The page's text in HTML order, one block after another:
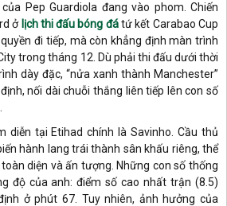
Pep Guardiola đang vào phom. Chiến
ở lịch thi đấu bóng đátứ kết Carabao Cup
đi tiếp, mà còn khẳng định màn trình
trong tháng 12. Dù phải thi đấu dưới thời
dày đặc, “nửa xanh thành Manchester”
nối dài chuỗi thắng liên tiếp lên con số
diễn tại Etihad chính là Savinho. Cầu thủ
hành lang trái thành sân khấu riêng, thể
diện và ấn tượng. Những con số thống
độ của anh: điểm số cao nhất trận (8.5)
ở phút 67. Tuy nhiên, ảnh hưởng của